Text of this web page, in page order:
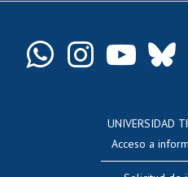
UNIVERSIDAD
Acceso a